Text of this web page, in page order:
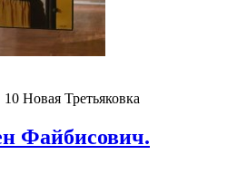
10 Новая Третьяковка
Файбисович.